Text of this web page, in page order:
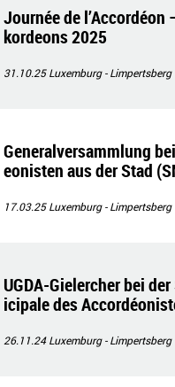
Journée de l’Accordéon
kordeons 2025
31.10.25Luxemburg - Limpertsberg
Generalversammlung
eonisten aus der Stad
17.03.25Luxemburg - Limpertsberg
UGDA-Gielercher bei
icipale des
26.11.24Luxemburg - Limpertsberg